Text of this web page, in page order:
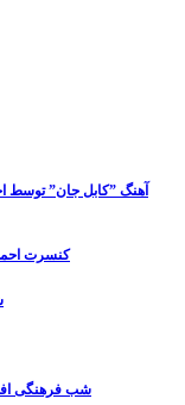
آهنگ ”کابل جان” توسط
کنسرت
شب فرهنگی